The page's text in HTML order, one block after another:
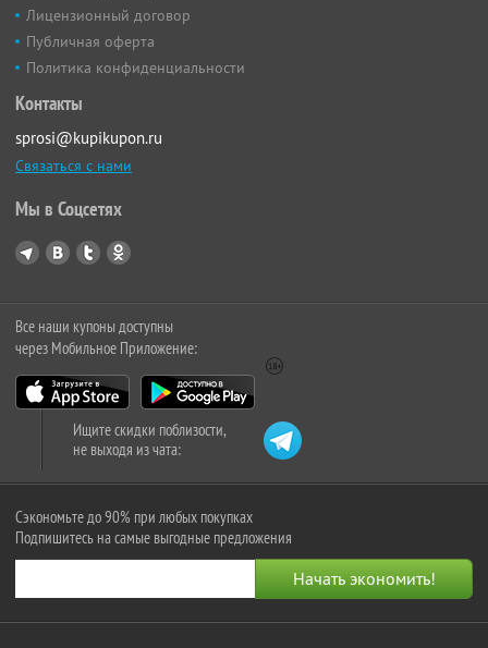
Лицензионный договор
Публичная оферта
Политика конфиденциальности
Контакты
sprosi@kupikupon.ru
Связаться с нами
Мы в Соцсетях
Все наши купоны доступны
через Мобильное Приложение:
Ищите скидки поблизости,
не выходя из чата:
Сэкономьте до 90% при любых покупках
Подпишитесь на самые выгодные предложения